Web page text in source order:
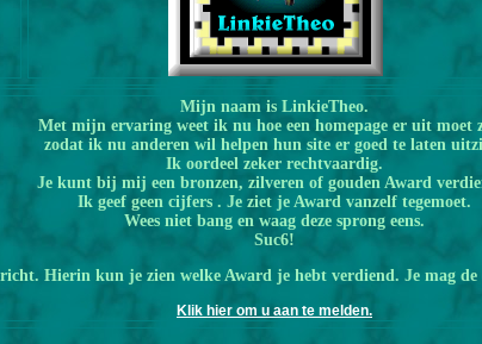
Mijn naam is LinkieTheo.
Met mijn ervaring weet ik nu hoe een homepage er uit moet
zodat ik nu anderen wil helpen hun site er goed te laten
Ik oordeel zeker rechtvaardig.
Je kunt bij mij een bronzen, zilveren of gouden Award
Ik geef geen cijfers . Je ziet je Award vanzelf tegemoet.
Wees niet bang en waag deze sprong eens.
Suc6!
Hierin kun je zien welke Award je hebt verdiend. Je mag de
Klik hier om u aan te melden.